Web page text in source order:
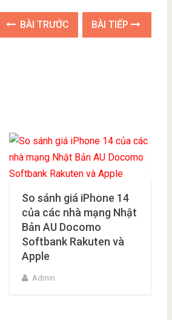
BÀI TRƯỚC BÀI TIẾP
So sánh giá iPhone 14
của các nhà mạng Nhật
Bản AU Docomo
Softbank Rakuten và
Apple
Admin